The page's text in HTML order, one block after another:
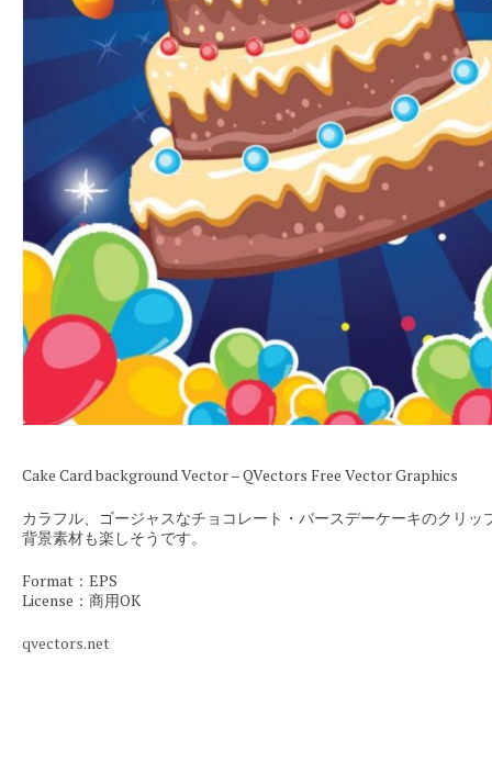
Cake Card background Vector – QVectors Free Vector Graphics
カラフル、ゴージャスなチョコレート・バースデーケーキのクリッ
背景素材も楽しそうです。
Format：EPS
License：商用OK
qvectors.net